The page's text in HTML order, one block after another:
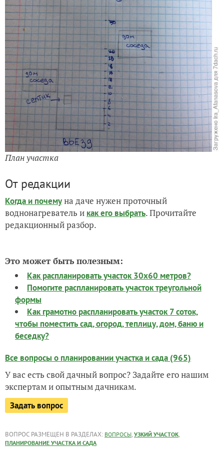
План участка
От редакции
Когда и почемуна даче нужен проточный
воднонагреватель и как его выбрать. Прочитайте
редакционный разбор.
Это может быть полезным:
Как распланировать участок 30х60 метров?
Помогите распланировать участок треугольной
формы
Как грамотно распланировать участок 7 соток,
чтобы поместить сад, огород, теплицу, дом, баню и
беседку?
Все вопросы о планировании участка и сада (965)
У вас есть свой дачный вопрос? Задайте его нашим
экспертам и опытным дачникам.
Задать вопрос
ВОПРОС РАЗМЕЩЕН В РАЗДЕЛАХ: ВОПРОСЫ, УЗКИЙ УЧАСТОК,
ПЛАНИРОВАНИЕ УЧАСТКА И САДА